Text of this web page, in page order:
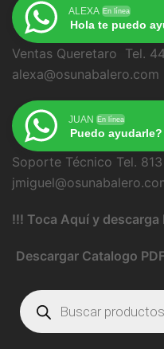
ALEXA En línea
Hola te puedo
Ventas
alexa@osunabalero.com
JUAN En línea
Puedo ayudarle?
Soporte Técnico
!!! Toca Aquí y descarga
Descargar Catalogo
Búsqueda
de
productos